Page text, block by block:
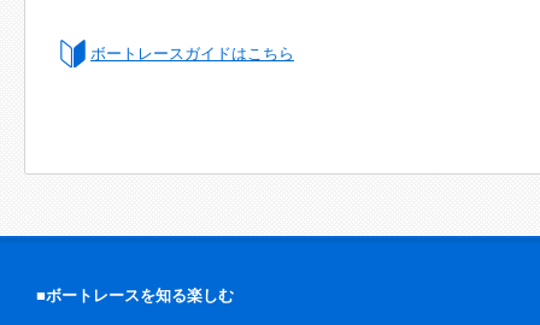
ボートレースガイドはこちら
■ボートレースを知る楽しむ